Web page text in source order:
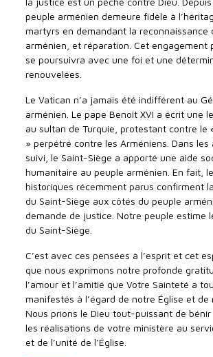
peuple arménien demeure fidèle à
martyrs en demandant la reconnaissance
arménien, et réparation. Cet engagement
se poursuivra avec une foi et une
renouvelées.
Le Vatican n’a jamais été indifférent au
arménien. Le pape Benoît XVI a écrit une
au sultan de Turquie, protestant contre le
» perpétré contre les Arméniens. Dans
suivi, le Saint-Siège a apporté une aide
humanitaire au peuple arménien. En fait,
historiques récemment parus confirment
du Saint-Siège aux côtés du peuple
demande de justice. Notre peuple estime
du Saint-Siège.
C’est avec ces pensées à l’esprit et cet
que nous exprimons notre profonde
l’amour et l’amitié que Votre Sainteté a
manifestés à l’égard de notre Église et de
Nous prions le Dieu tout-puissant de
les réalisations de votre ministère au
et de l’unité de l’Église.